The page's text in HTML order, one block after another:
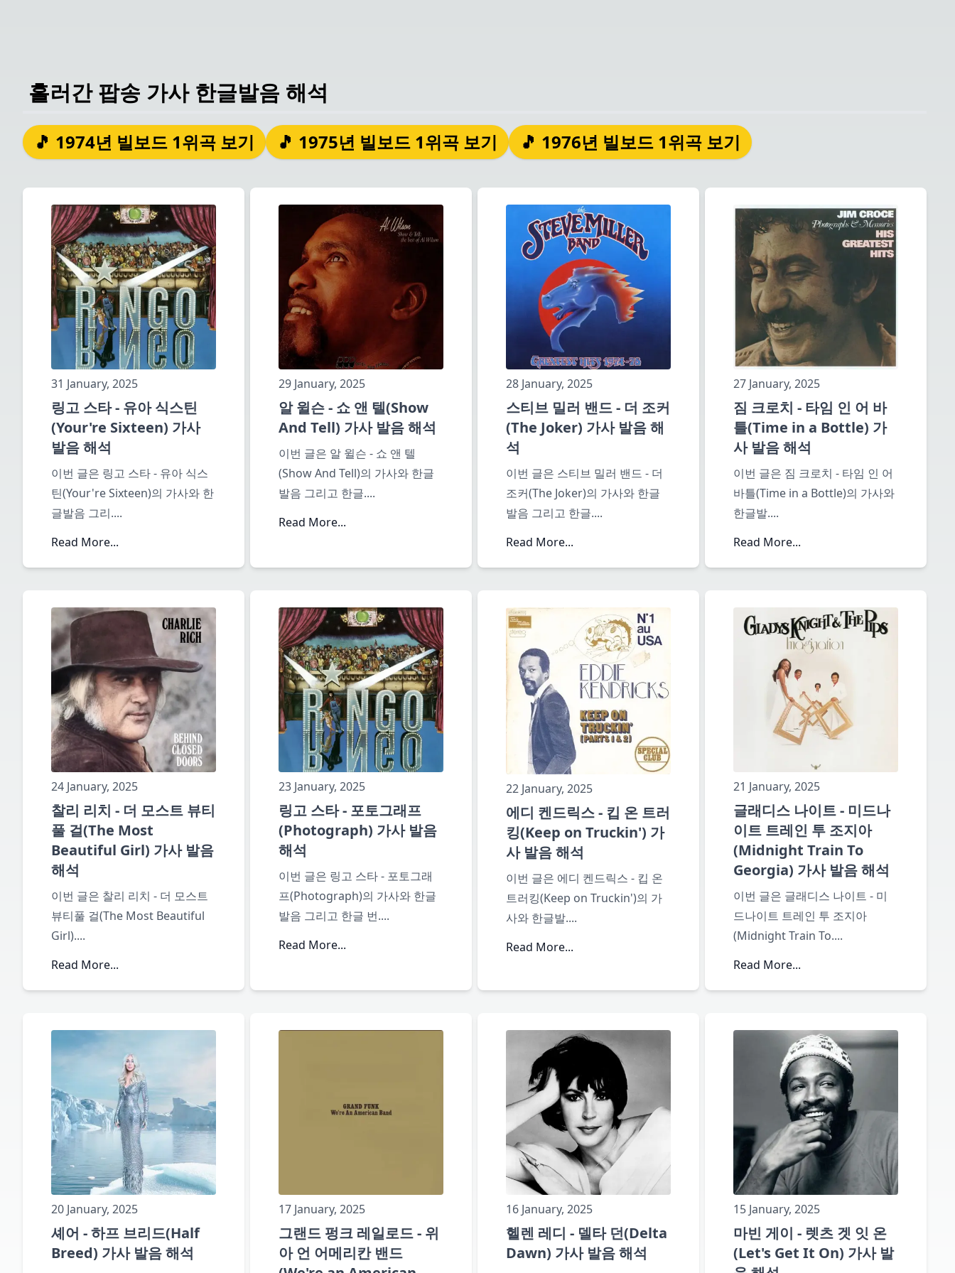
흘러간 팝송 가사 한글발음 해석
🎵 1974년 빌보드 1위곡 보기 🎵 1975년 빌보드 1위곡 보기 🎵 1976년 빌보드 1위곡 보기
31 January, 2025
링고 스타 - 유아 식스틴
(Your're Sixteen) 가사
발음 해석
이번 글은 링고 스타 - 유아 식스
틴(Your're Sixteen)의 가사와 한
글발음 그리....
Read More...
29 January, 2025
알 윌슨 - 쇼 앤 텔(Show
And Tell) 가사 발음 해석
이번 글은 알 윌슨 - 쇼 앤 텔
(Show And Tell)의 가사와 한글
발음 그리고 한글....
Read More...
28 January, 2025
스티브 밀러 밴드 - 더 조커
(The Joker) 가사 발음 해
석
이번 글은 스티브 밀러 밴드 - 더
조커(The Joker)의 가사와 한글
발음 그리고 한글....
Read More...
27 January, 2025
짐 크로치 - 타임 인 어 바
틀(Time in a Bottle) 가
사 발음 해석
이번 글은 짐 크로치 - 타임 인 어
바틀(Time in a Bottle)의 가사와
한글발....
Read More...
24 January, 2025
찰리 리치 - 더 모스트 뷰티
풀 걸(The Most
Beautiful Girl) 가사 발음
해석
이번 글은 찰리 리치 - 더 모스트
뷰티풀 걸(The Most Beautiful
Girl)....
Read More...
23 January, 2025
링고 스타 - 포토그래프
(Photograph) 가사 발음
해석
이번 글은 링고 스타 - 포토그래
프(Photograph)의 가사와 한글
발음 그리고 한글 번....
Read More...
22 January, 2025
에디 켄드릭스 - 킵 온 트러
킹(Keep on Truckin') 가
사 발음 해석
이번 글은 에디 켄드릭스 - 킵 온
트러킹(Keep on Truckin')의 가
사와 한글발....
Read More...
21 January, 2025
글래디스 나이트 - 미드나
이트 트레인 투 조지아
(Midnight Train To
Georgia) 가사 발음 해석
이번 글은 글래디스 나이트 - 미
드나이트 트레인 투 조지아
(Midnight Train To....
Read More...
20 January, 2025
셰어 - 하프 브리드(Half
Breed) 가사 발음 해석
17 January, 2025
그랜드 펑크 레일로드 - 위
아 언 어메리칸 밴드
16 January, 2025
헬렌 레디 - 델타 던(Delta
Dawn) 가사 발음 해석
15 January, 2025
마빈 게이 - 렛츠 겟 잇 온
(Let's Get It On) 가사 발